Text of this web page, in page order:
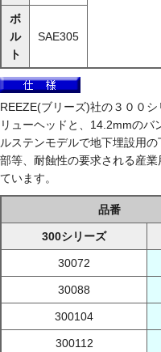
ボ
ル
ト
SAE305
REEZE(ブリーズ)社の３００
リューヘッドと、14.2mmのバ
ルステンモデルで地下埋設用
部等、耐蝕性の要求される産
ています。
品番
300シリーズ
30072
30088
300104
300112